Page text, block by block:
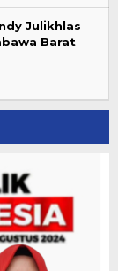
Julikhlas
Barat